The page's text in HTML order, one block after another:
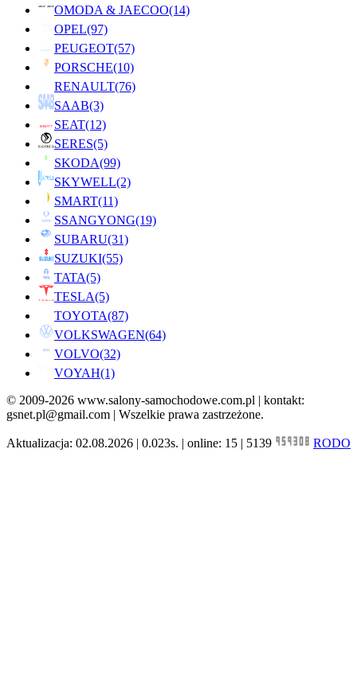
OMODA & JAECOO(14)
OPEL(97)
PEUGEOT(57)
PORSCHE(10)
RENAULT(76)
SAAB(3)
SEAT(12)
SERES(5)
SKODA(99)
SKYWELL(2)
SMART(11)
SSANGYONG(19)
SUBARU(31)
SUZUKI(55)
TATA(5)
TESLA(5)
TOYOTA(87)
VOLKSWAGEN(64)
VOLVO(32)
VOYAH(1)
© 2009-2026 www.salony-samochodowe.com.pl | kontakt:
gsnet.pl@gmail.com | Wszelkie prawa zastrzeżone.
Aktualizacja: 02.08.2026 | 0.023s. | online: 15 | 5139 RODO